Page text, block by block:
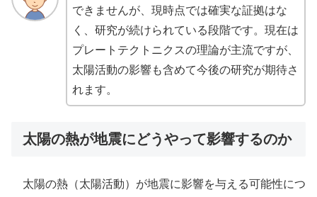
できませんが、現時点では確実な証拠はな
く、研究が続けられている段階です。現在は
プレートテクトニクスの理論が主流ですが、
太陽活動の影響も含めて今後の研究が期待さ
れます。
太陽の熱が地震にどうやって影響するのか
太陽の熱（太陽活動）が地震に影響を与える可能性につ